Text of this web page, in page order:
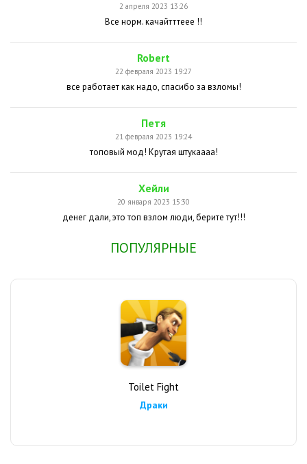
2 апреля 2023 13:26
Все норм. качайтттеее !!
Robert
22 февраля 2023 19:27
все работает как надо, спасибо за взломы!
Петя
21 февраля 2023 19:24
топовый мод! Крутая штукаааа!
Хейли
20 января 2023 15:30
денег дали, это топ взлом люди, берите тут!!!
ПОПУЛЯРНЫЕ
Toilet Fight
Драки